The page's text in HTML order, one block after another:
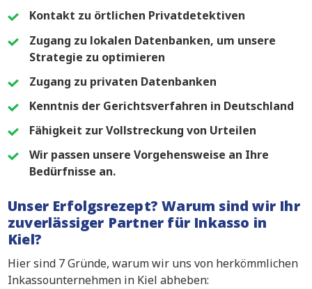
Kontakt zu örtlichen Privatdetektiven
Zugang zu lokalen Datenbanken, um unsere
Strategie zu optimieren
Zugang zu privaten Datenbanken
Kenntnis der Gerichtsverfahren in Deutschland
Fähigkeit zur Vollstreckung von Urteilen
Wir passen unsere Vorgehensweise an Ihre
Bedürfnisse an.
Unser Erfolgsrezept? Warum sind wir Ihr
zuverlässiger Partner für Inkasso in
Kiel?
Hier sind 7 Gründe, warum wir uns von herkömmlichen
Inkassounternehmen in Kiel abheben: